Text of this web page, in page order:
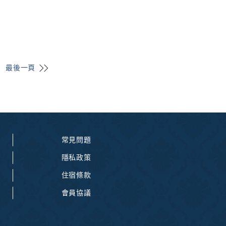
最後一頁
常見問題
隱私政策
住宿條款
會員協議